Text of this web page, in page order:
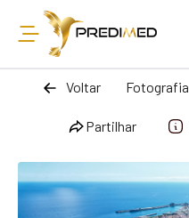
Voltar Fotografia
Partilhar